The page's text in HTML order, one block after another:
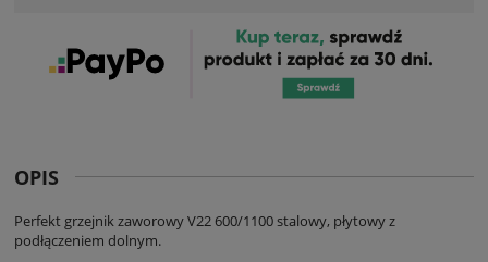
OPIS
Perfekt grzejnik zaworowy V22 600/1100 stalowy, płytowy z
podłączeniem dolnym.